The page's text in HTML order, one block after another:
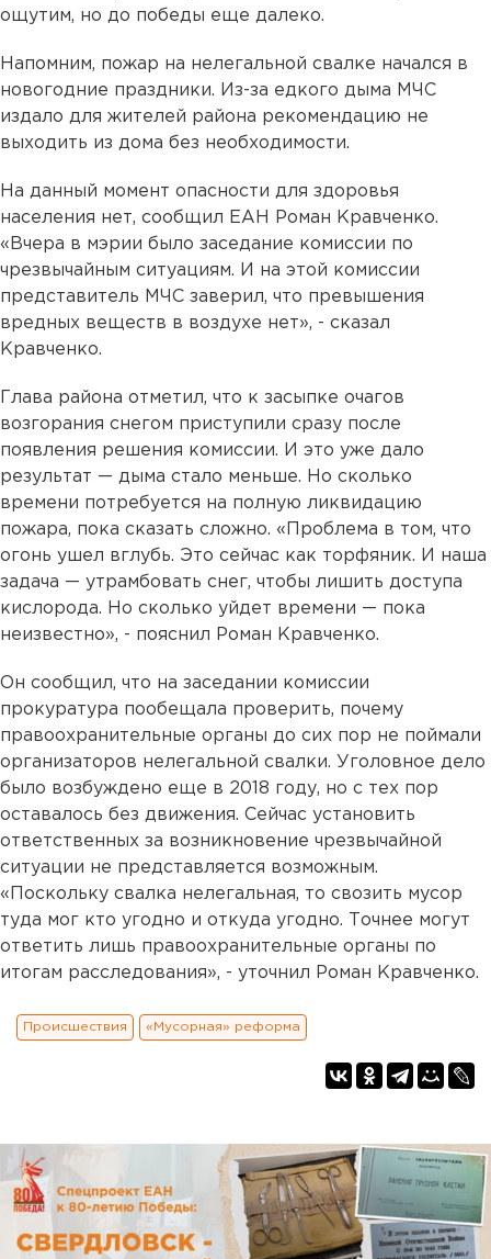
ощутим, но до победы еще далеко.
Напомним, пожар на нелегальной свалке начался в
новогодние праздники. Из-за едкого дыма МЧС
издало для жителей района рекомендацию не
выходить из дома без необходимости.
На данный момент опасности для здоровья
населения нет, сообщил ЕАН Роман Кравченко.
«Вчера в мэрии было заседание комиссии по
чрезвычайным ситуациям. И на этой комиссии
представитель МЧС заверил, что превышения
вредных веществ в воздухе нет», - сказал
Кравченко.
Глава района отметил, что к засыпке очагов
возгорания снегом приступили сразу после
появления решения комиссии. И это уже дало
результат — дыма стало меньше. Но сколько
времени потребуется на полную ликвидацию
пожара, пока сказать сложно. «Проблема в том, что
огонь ушел вглубь. Это сейчас как торфяник. И наша
задача — утрамбовать снег, чтобы лишить доступа
кислорода. Но сколько уйдет времени — пока
неизвестно», - пояснил Роман Кравченко.
Он сообщил, что на заседании комиссии
прокуратура пообещала проверить, почему
правоохранительные органы до сих пор не поймали
организаторов нелегальной свалки. Уголовное дело
было возбуждено еще в 2018 году, но с тех пор
оставалось без движения. Сейчас установить
ответственных за возникновение чрезвычайной
ситуации не представляется возможным.
«Поскольку свалка нелегальная, то свозить мусор
туда мог кто угодно и откуда угодно. Точнее могут
ответить лишь правоохранительные органы по
итогам расследования», - уточнил Роман Кравченко.
Происшествия «Мусорная» реформа